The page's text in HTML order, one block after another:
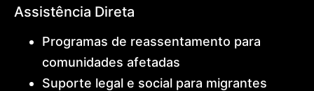
Assistência Direta
Programas de reassentamento para
comunidades afetadas
Suporte legal e social para migrantes